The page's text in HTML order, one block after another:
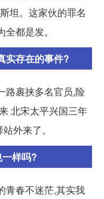
坦。这家伙的罪名
都是发。
实存在的事件?
路裹挟多名官员,险
北宋太平兴国三年
外来了。
样吗?
青春不迷茫,其实我